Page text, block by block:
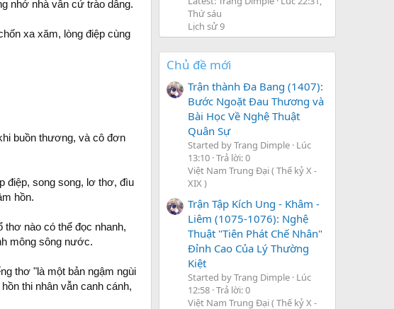
nhớ nhà vẫn cứ trào dâng.
xa xăm, lòng điệp cùng
buồn thương, và cô đơn
điệp, song song, lơ thơ, đìu
hồn.
thơ nào có thể đọc nhanh,
mông sông nước.
thơ "là một bản ngậm ngùi
thi nhân vẫn canh cánh,
Thứ sáu
Lịch sử 9
Chủ đề mới
Trận thành Đa Bang (1407):
Bước Ngoặt Đau Thương và
Bài Học Về Nghệ Thuật
Quân Sự
Started by Trang Dimple Lúc
13:10 Trả lời: 0
Việt Nam Trung Đại ( Thế kỷ X -
XIX )
Trận Tập Kích Ung - Khâm -
Liêm (1075-1076): Nghệ
Thuật "Tiên Phát Chế Nhân"
Đỉnh Cao Của Lý Thường
Kiệt
Started by Trang Dimple Lúc
12:58 Trả lời: 0
Việt Nam Trung Đại ( Thế kỷ X -